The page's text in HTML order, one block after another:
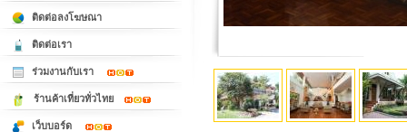
ติดต่อลงโฆษณา
ติดต่อเรา
ร่วมงานกับเรา
ร้านค้าเที่ยวทั่วไทย
เว็บบอร์ด